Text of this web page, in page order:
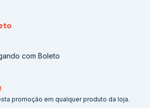
com Boleto
promoção em qualquer produto da loja.